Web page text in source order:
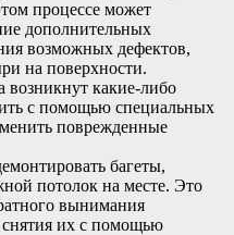
процессе может
дополнительных
возможных дефектов,
на поверхности.
возникнут какие-либо
с помощью специальных
поврежденные
багеты,
потолок на месте. Это
вынимания
их с помощью